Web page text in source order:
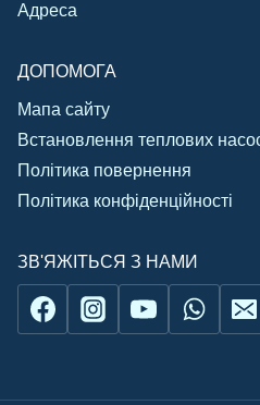
Адреса
ДОПОМОГА
Мапа сайту
Встановлення теплових
Політика повернення
Політика конфіденційності
ЗВ'ЯЖІТЬСЯ З НАМИ